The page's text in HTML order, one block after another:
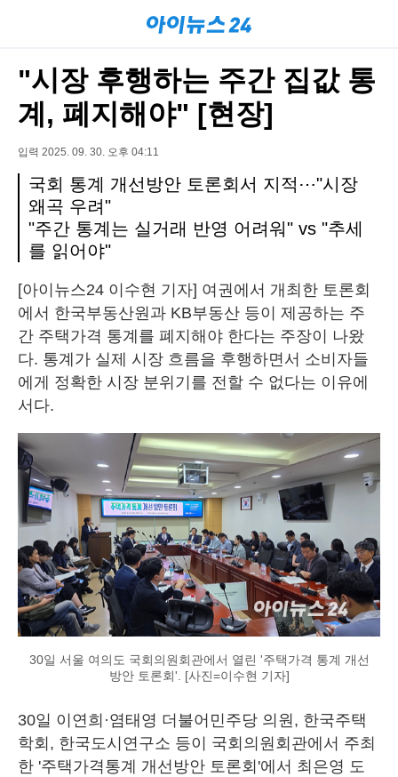
"시장 후행하는 주간 집값 통
계, 폐지해야" [현장]
입력 2025. 09. 30. 오후 04:11
국회 통계 개선방안 토론회서 지적⋯"시장
왜곡 우려"
"주간 통계는 실거래 반영 어려워" vs "추세
를 읽어야"
[아이뉴스24 이수현 기자] 여권에서 개최한 토론회
에서 한국부동산원과 KB부동산 등이 제공하는 주
간 주택가격 통계를 폐지해야 한다는 주장이 나왔
다. 통계가 실제 시장 흐름을 후행하면서 소비자들
에게 정확한 시장 분위기를 전할 수 없다는 이유에
서다.
30일 서울 여의도 국회의원회관에서 열린 '주택가격 통계 개선
방안 토론회'. [사진=이수현 기자]
30일 이연희·염태영 더불어민주당 의원, 한국주택
학회, 한국도시연구소 등이 국회의원회관에서 주최
한 '주택가격통계 개선방안 토론회'에서 최은영 도